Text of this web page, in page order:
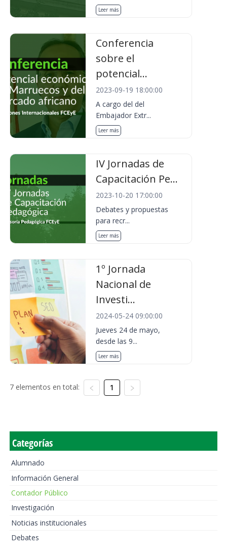
Leer más
Conferencia
sobre el
potencial...
2023-09-19 18:00:00
A cargo del del
Embajador Extr...
Leer más
IV Jornadas de
Capacitación Pe...
2023-10-20 17:00:00
Debates y propuestas
para recr...
Leer más
1º Jornada
Nacional de
Investi...
2024-05-24 09:00:00
Jueves 24 de mayo,
desde las 9...
Leer más
7 elementos en total: 1
Categorías
Alumnado
Información General
Contador Público
Investigación
Noticias institucionales
Debates